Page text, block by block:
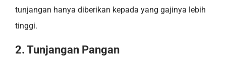
tunjangan hanya diberikan kepada yang gajinya lebih
tinggi.
2. Tunjangan Pangan